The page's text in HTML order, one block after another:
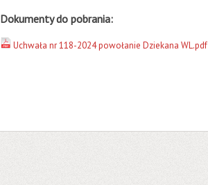
Dokumenty do pobrania:
Uchwała nr 118-2024 powołanie Dziekana WL.pdf